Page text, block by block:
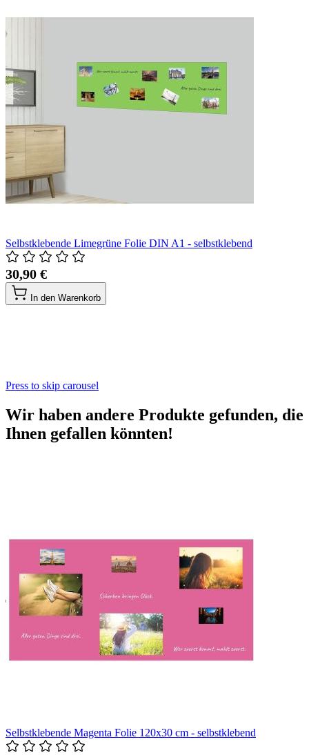
Selbstklebende Limegrüne Folie DIN A1 - selbstklebend
30,90 €
In den Warenkorb
Press to skip carousel
Wir haben andere Produkte gefunden, die
Ihnen gefallen könnten!
Selbstklebende Magenta Folie 120x30 cm - selbstklebend